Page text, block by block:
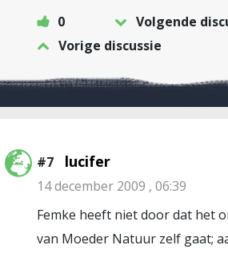
0
Volgende
Vorige discussie
#7 lucifer
14 december 2009 , 06:39
Femke heeft niet door dat het
van Moeder Natuur zelf gaat;